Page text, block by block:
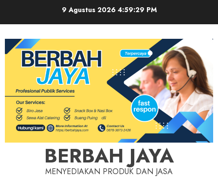
9 Agustus 2026 4:59:30 PM
BERBAH JAYA
MENYEDIAKAN PRODUK DAN JASA